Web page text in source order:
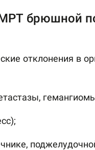
брюшной
отклонения в